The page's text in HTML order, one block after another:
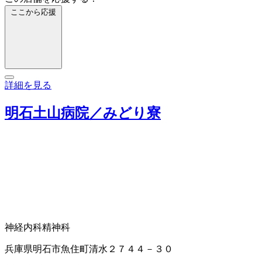
ここから応援
詳細を見る
明石土山病院／みどり寮
神経内科精神科
兵庫県明石市魚住町清水２７４４－３０